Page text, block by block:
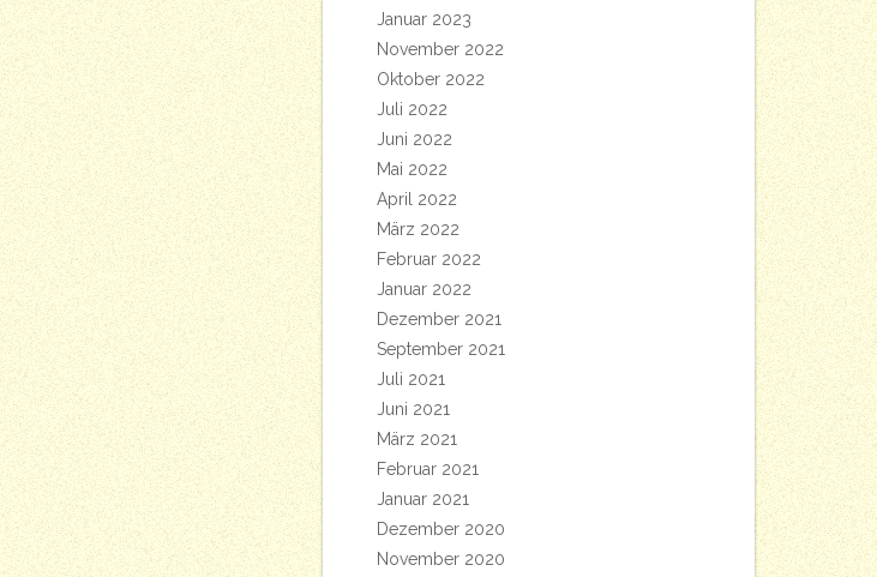
Januar 2023
November 2022
Oktober 2022
Juli 2022
Juni 2022
Mai 2022
April 2022
März 2022
Februar 2022
Januar 2022
Dezember 2021
September 2021
Juli 2021
Juni 2021
März 2021
Februar 2021
Januar 2021
Dezember 2020
November 2020